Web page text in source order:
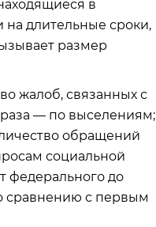
в
длительные сроки,
размер
жалоб, связанных с
— по выселениям;
обращений
социальной
федерального до
сравнению с первым